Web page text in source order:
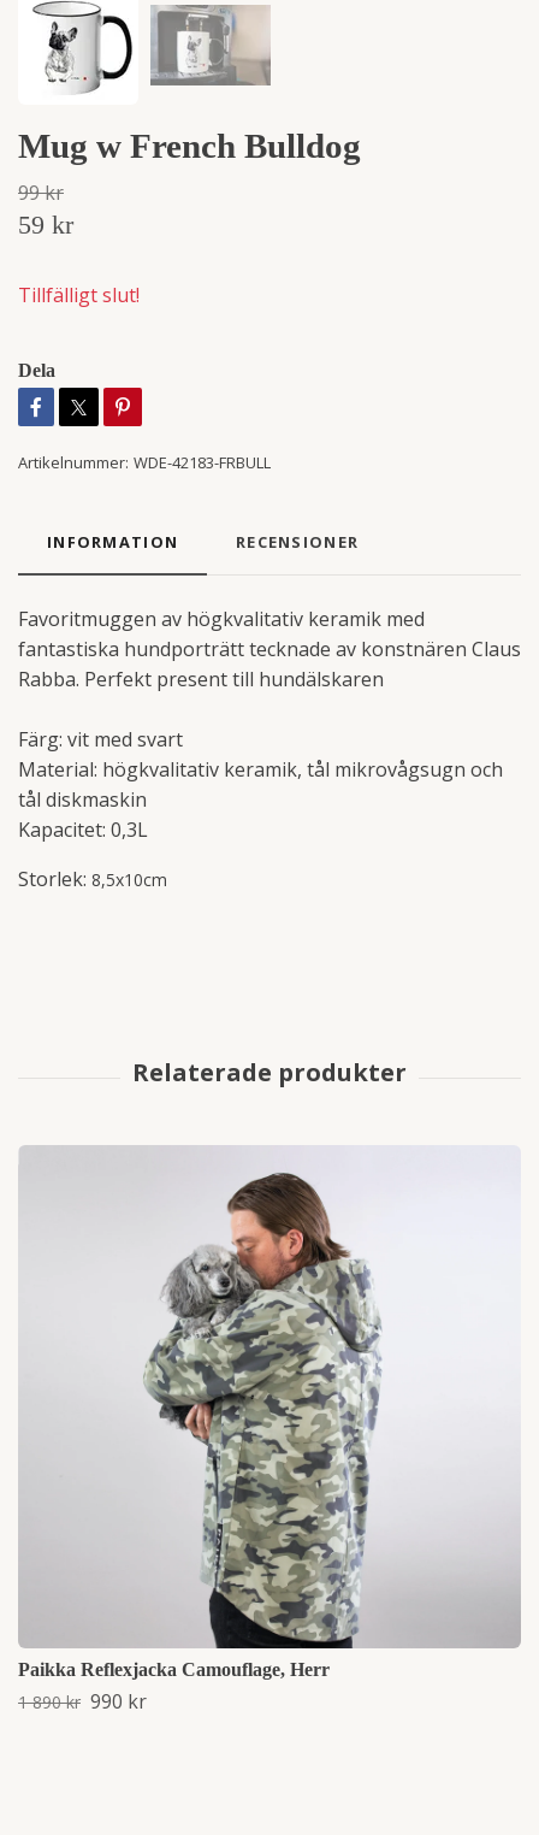
Mug w French Bulldog
99 kr
59 kr
Tillfälligt slut!
Dela
Artikelnummer: WDE-42183-FRBULL
INFORMATION RECENSIONER
Favoritmuggen av högkvalitativ keramik med
fantastiska hundporträtt tecknade av konstnären Claus
Rabba. Perfekt present till hundälskaren
Färg: vit med svart
Material: högkvalitativ keramik, tål mikrovågsugn och
tål diskmaskin
Kapacitet: 0,3L
Storlek: 8,5x10cm
Paikka Reflexjacka Camouflage, Herr
1 890 kr 990 kr